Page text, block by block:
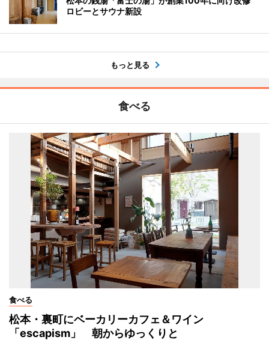
ロビーとサウナ新設
もっと見る
食べる
食べる
松本・裏町にベーカリーカフェ＆ワイン
「escapism」 朝からゆっくりと